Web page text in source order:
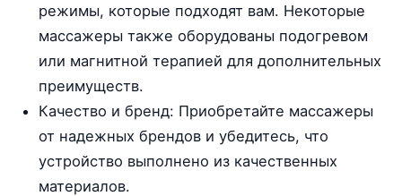
режимы, которые подходят вам. Некоторые
массажеры также оборудованы подогревом
или магнитной терапией для дополнительных
преимуществ.
Качество и бренд: Приобретайте массажеры
от надежных брендов и убедитесь, что
устройство выполнено из качественных
материалов.